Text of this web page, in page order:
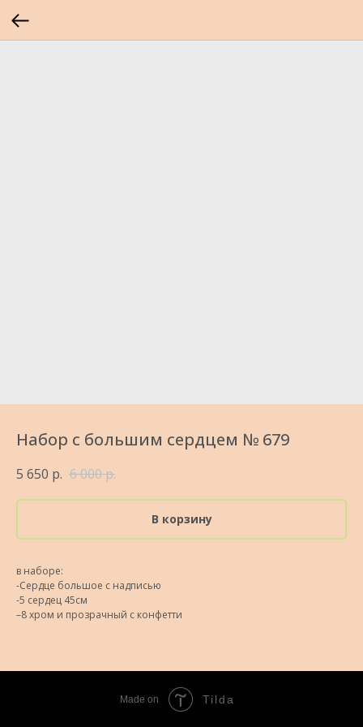
Набор с большим сердцем № 679
5 650 р. 6 000р.
В корзину
в наборе:
-Сердце большое с надписью
-5 сердец 45см
–8 хром и прозрачный с конфетти
Made on Tilda